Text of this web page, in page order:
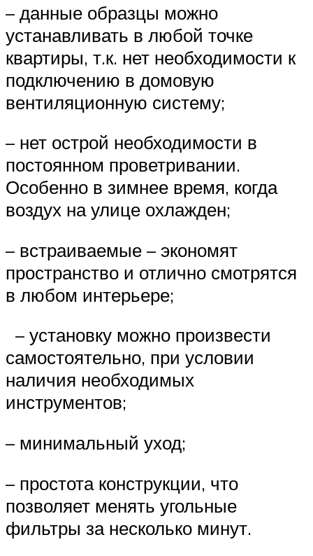
– данные образцы можно
устанавливать в любой точке
квартиры, т.к. нет необходимости к
подключению в домовую
вентиляционную систему;
– нет острой необходимости в
постоянном проветривании.
Особенно в зимнее время, когда
воздух на улице охлажден;
– встраиваемые – экономят
пространство и отлично смотрятся
в любом интерьере;
– установку можно произвести
самостоятельно, при условии
наличия необходимых
инструментов;
– минимальный уход;
– простота конструкции, что
позволяет менять угольные
фильтры за несколько минут.